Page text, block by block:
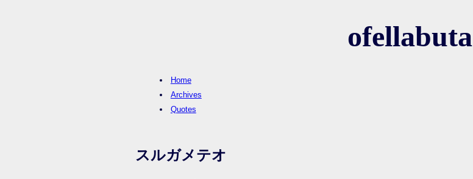
ofellabuta
Home
Archives
Quotes
スルガメテオ